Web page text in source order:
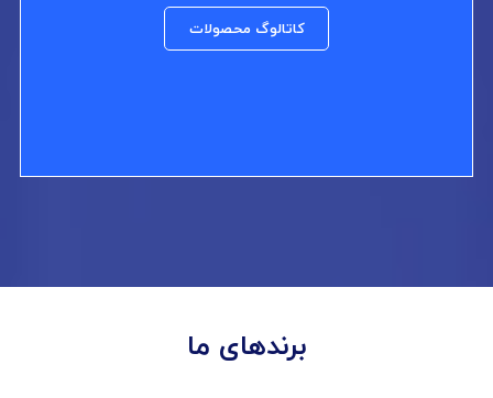
کاتالوگ محصولات
برندهای ما